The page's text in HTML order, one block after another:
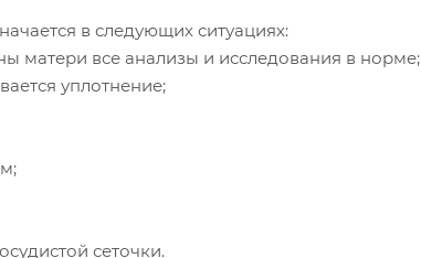
в следующих ситуациях:
матери все анализы и исследования в норме;
уплотнение;
сеточки.